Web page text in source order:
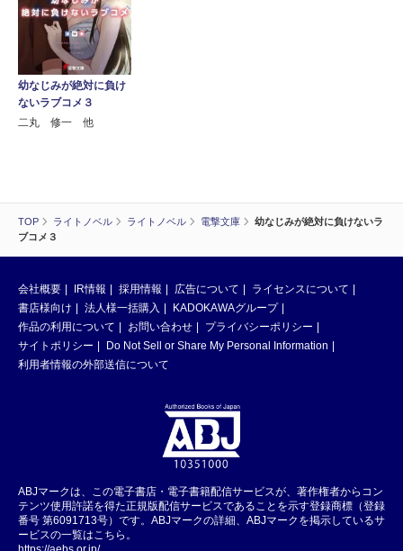
TOP ライトノベル ライトノベル 電撃文庫
幼なじみが絶対に負けないラ
ブコメ３
幼なじみが絶対に負け
ないラブコメ３
二丸 修一 他
会社概要 IR情報 採用情報 広告について
ライセンスについて
書店様向け
法人様一括購入
KADOKAWAグループ
作品の利用について
お問い合わせ
プライバシーポリシー
サイトポリシー
Do Not Sell or Share My Personal Information
利用者情報の外部送信について
ABJマークは、この電子書店・電子書籍配信サービスが、著作権者からコン
テンツ使用許諾を得た正規版配信サービスであることを示す登録商標（登録
番号 第6091713号）です。ABJマークの詳細、ABJマークを掲示しているサ
ービスの一覧はこちら。